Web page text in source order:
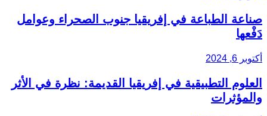
صناعة الطباعة في إفريقيا جنوب الصحراء وعوامل
دَفْعها
أكتوبر 6, 2024
العلوم التطبيقية في إفريقيا القديمة: نظرة في الأثر
والمؤثرات